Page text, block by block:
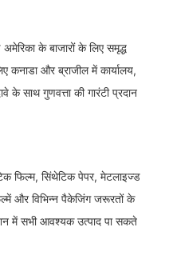
के बाजारों के लिए समृद्ध
कनाडा और ब्राजील में कार्यालय,
के साथ गुणवत्ता की गारंटी प्रदान
फिल्म, सिंथेटिक पेपर, मेटलाइज्ड
और विभिन्न पैकेजिंग जरूरतों के
में सभी आवश्यक उत्पाद पा सकते